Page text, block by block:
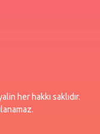
her hakkı saklıdır.